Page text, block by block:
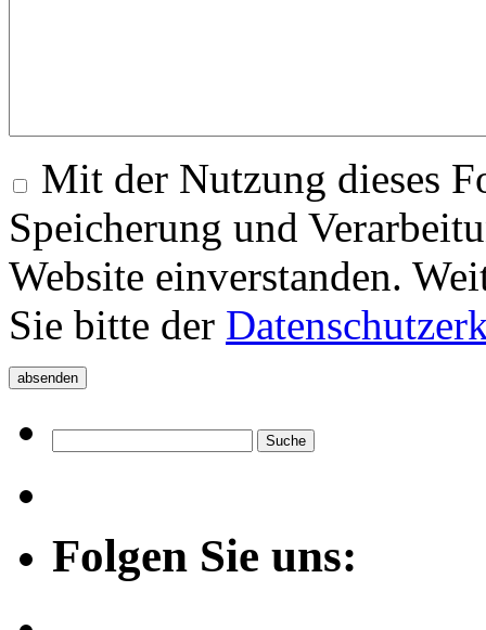
Mit der Nutzung dieses
Speicherung und
Website einverstanden.
Sie bitte der
Folgen Sie uns: